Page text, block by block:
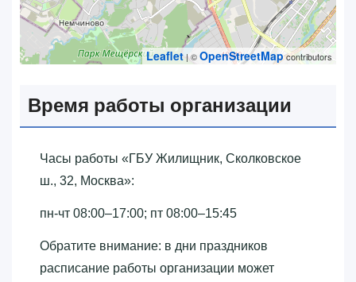
Leaflet| ©OpenStreetMapcontributors
Время работы организации
Часы работы «‎ГБУ Жилищник, Сколковское
ш., 32, Москва»‎:
пн-чт 08:00–17:00; пт 08:00–15:45
Обратите внимание: в дни праздников
расписание работы организации может